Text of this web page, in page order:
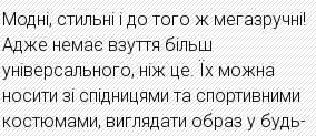
Модні, стильні і до того ж мегазручні!
Адже немає взуття більш
універсального, ніж це. Їх можна
носити зі спідницями та спортивними
костюмами, виглядати образ у будь-